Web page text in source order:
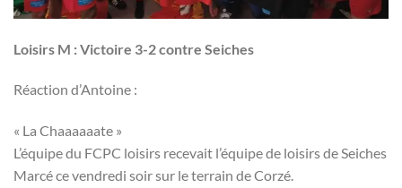
Loisirs M : Victoire 3-2 contre Seiches
Réaction d’Antoine :
« La Chaaaaaate »
L’équipe du FCPC loisirs recevait l’équipe de loisirs de Seiches
Marcé ce vendredi soir sur le terrain de Corzé.